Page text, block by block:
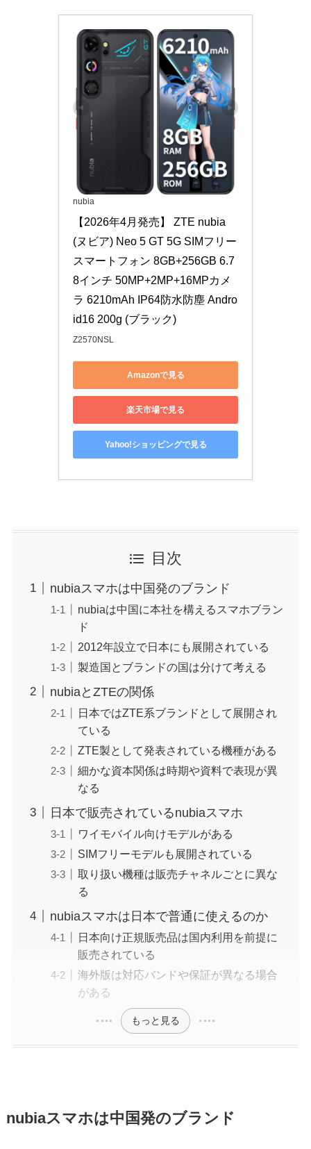
nubia
【2026年4月発売】 ZTE nubia
(ヌビア) Neo 5 GT 5G SIMフリー
スマートフォン 8GB+256GB 6.7
8インチ 50MP+2MP+16MPカメ
ラ 6210mAh IP64防水防塵 Andro
id16 200g (ブラック)
Z2570NSL
Amazonで見る
楽天市場で見る
Yahoo!ショッピングで見る
目次
nubiaスマホは中国発のブランド
nubiaは中国に本社を構えるスマホブラン
ド
2012年設立で日本にも展開されている
製造国とブランドの国は分けて考える
nubiaとZTEの関係
日本ではZTE系ブランドとして展開され
ている
ZTE製として発表されている機種がある
細かな資本関係は時期や資料で表現が異
なる
日本で販売されているnubiaスマホ
ワイモバイル向けモデルがある
SIMフリーモデルも展開されている
取り扱い機種は販売チャネルごとに異な
る
nubiaスマホは日本で普通に使えるのか
日本向け正規販売品は国内利用を前提に
販売されている
海外版は対応バンドや保証が異なる場合
がある
もっと見る
nubiaスマホは中国発のブランド